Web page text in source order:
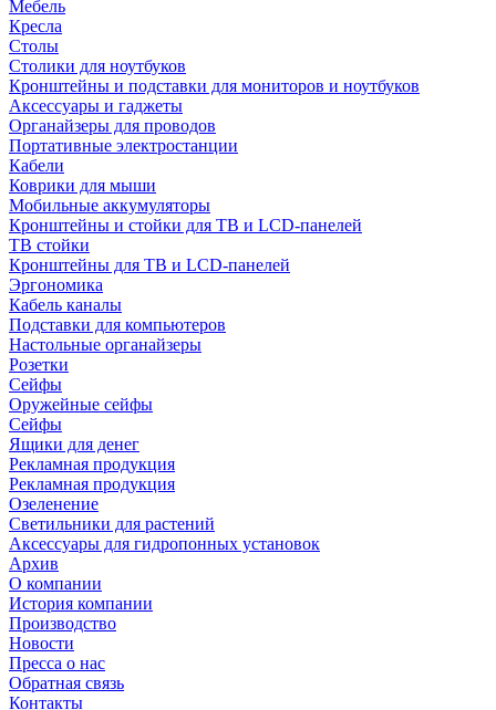
Мебель
Кресла
Столы
Столики для ноутбуков
Кронштейны и подставки для мониторов и ноутбуков
Аксессуары и гаджеты
Органайзеры для проводов
Портативные электростанции
Кабели
Коврики для мыши
Мобильные аккумуляторы
Кронштейны и стойки для ТВ и LCD-панелей
ТВ стойки
Кронштейны для ТВ и LCD-панелей
Эргономика
Кабель каналы
Подставки для компьютеров
Настольные органайзеры
Розетки
Сейфы
Оружейные сейфы
Сейфы
Ящики для денег
Рекламная продукция
Рекламная продукция
Озеленение
Светильники для растений
Аксессуары для гидропонных установок
Архив
О компании
История компании
Производство
Новости
Пресса о нас
Обратная связь
Контакты